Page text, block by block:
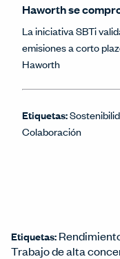
Haworth se
La iniciativa SBTi
emisiones a corto
Haworth
Etiquetas:
Colaboración
Etiquetas:
Trabajo de alta